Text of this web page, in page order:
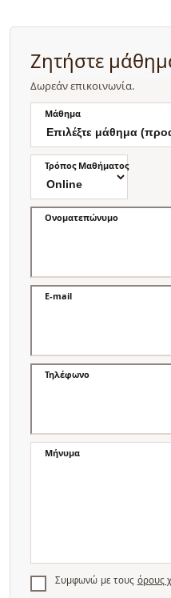
Ζητήστε
Δωρεάν επικοινωνία.
Μάθημα
Τρόπος Μαθήματος
Ονοματεπώνυμο
E-mail
Τηλέφωνο
Μήνυμα
Συμφωνώ με τους όρους